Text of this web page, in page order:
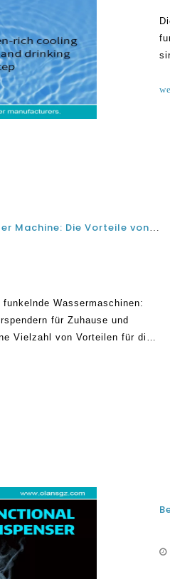
Hersteller von Arbeitsplatten -Sparkling Water Machine: Die Vorteile von kommerziellen Sprengzeilen für Zuhause und Büro
Wassermaschinen:
für Zuhause und
Vielzahl von Vorteilen für die
fördern die Heilung